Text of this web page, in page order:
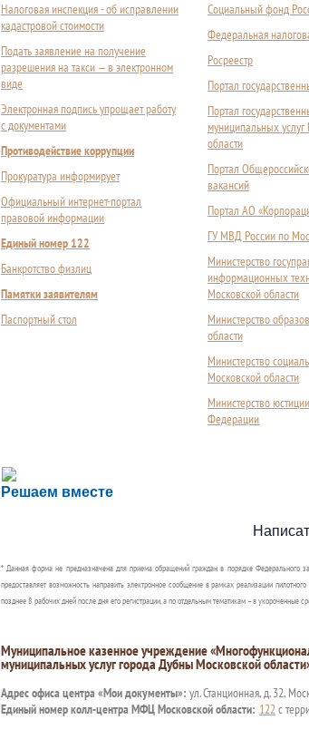
Налоговая инспекция - об исправлении
кадастровой стоимости
Подать заявление на получение
разрешения на такси — в электронном
виде
Электронная подпись упрощает работу
с документами
Противодействие коррупции
Прокуратура информирует
Официальный интернет-портал
правовой информации
Единый номер 122
Банкротство физлиц
Памятки заявителям
Паспортный стол
Социальный фонд
Федеральная
Росреестр
Портал
Портал
муниципальных услуг
области
Портал
вакансий
Портал АО
ГУ МВД России по
Министерство
информационных
Московской области
Министерство
области
Министерство
Московской области
Министерство
Федерации
Решаем вместе
Сложности с получением социальной
Сообщите об этом
* Данная форма не предназначена для приема обращений граждан в порядке
предоставляет возможность направить электронное сообщение в рамках реализации
позднее 8 рабочих дней после дня его регистрации, а по отдельным тематикам – в укороченные
Муниципальное казенное учреждение
муниципальных услуг города Дубны Московской
Адрес офиса центра «Мои документы»: ул. Станционная, д. 32,
Единый номер колл-центра МФЦ Московской области: 122с